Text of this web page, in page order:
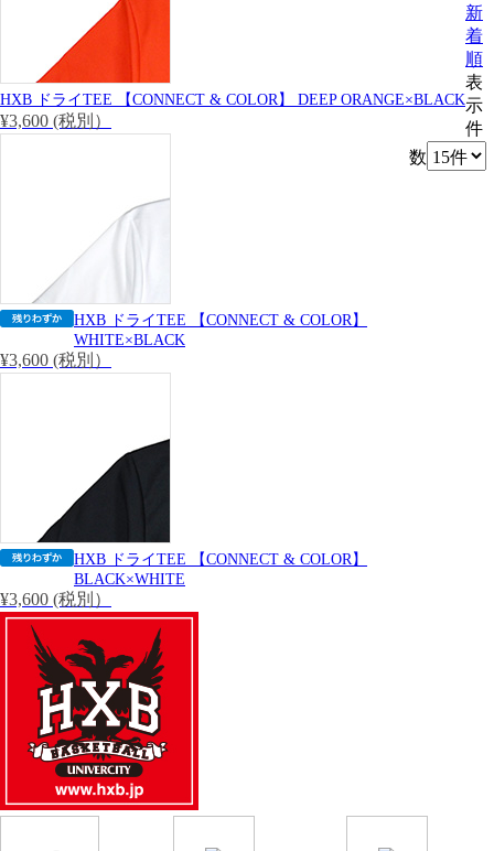
HXB ドライTEE 【CONNECT & COLOR】 DEEP ORANGE×BLACK
¥3,600 (税別）
HXB ドライTEE 【CONNECT & COLOR】
WHITE×BLACK
¥3,600 (税別）
HXB ドライTEE 【CONNECT & COLOR】
BLACK×WHITE
¥3,600 (税別）
新
着
順
表
示
件
数